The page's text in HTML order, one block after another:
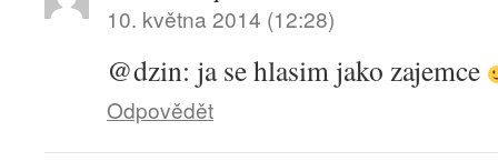
10. května 2014 (12:28)
@dzin: ja se hlasim jako zajemce
Odpovědět